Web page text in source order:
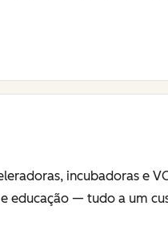
incubadoras e
educação — tudo a um